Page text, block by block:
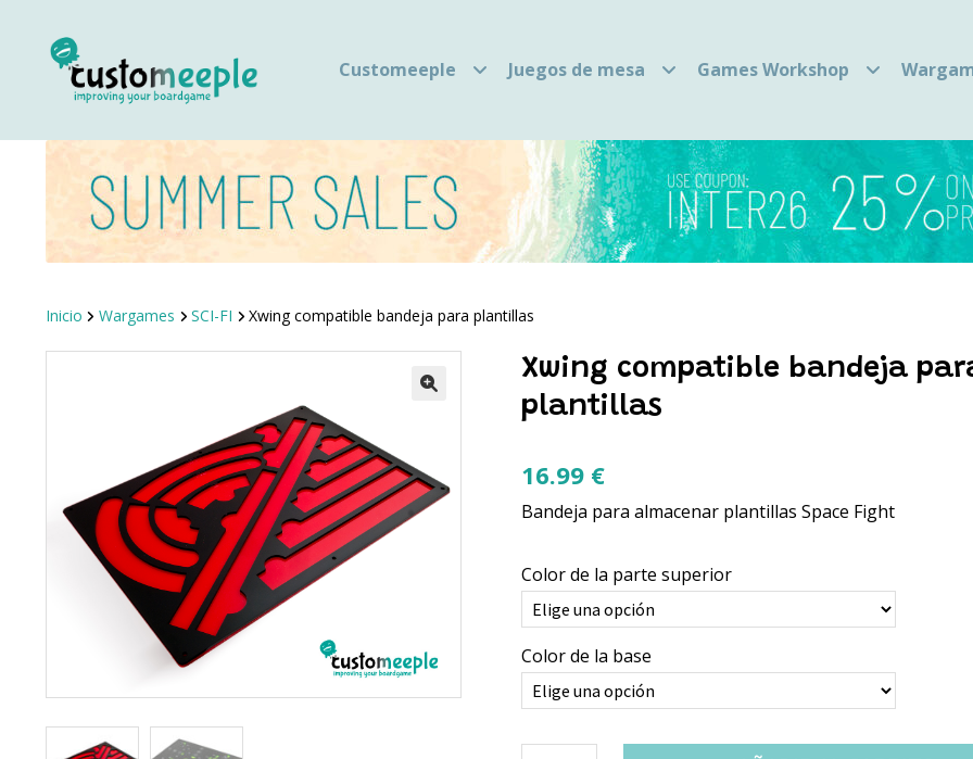
Customeeple Juegos de mesa Games Workshop
Inicio Wargames SCI-FI Xwing compatible bandeja para plantillas
Xwing compatible bandeja
plantillas
16.99 €
Bandeja para almacenar plantillas Space Fight
Color de la parte superior
Color de la base